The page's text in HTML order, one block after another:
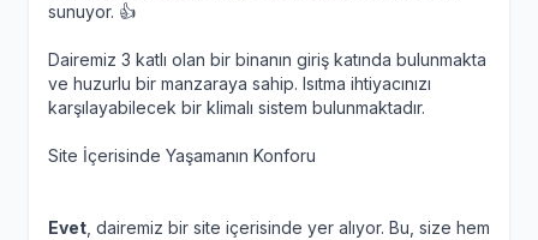
sunuyor. 👍
Dairemiz 3 katlı olan bir binanın giriş katında bulunmakta
ve huzurlu bir manzaraya sahip. Isıtma ihtiyacınızı
karşılayabilecek bir klimalı sistem bulunmaktadır.
Site İçerisinde Yaşamanın Konforu
Evet , dairemiz bir site içerisinde yer alıyor. Bu, size hem